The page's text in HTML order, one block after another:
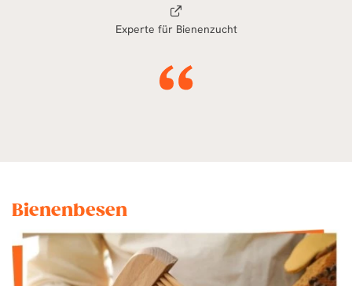
Experte für Bienenzucht
Bienenbesen